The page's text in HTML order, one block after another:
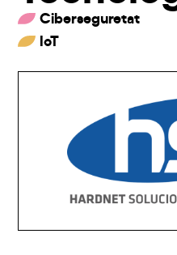
Ciberseguretat
IoT